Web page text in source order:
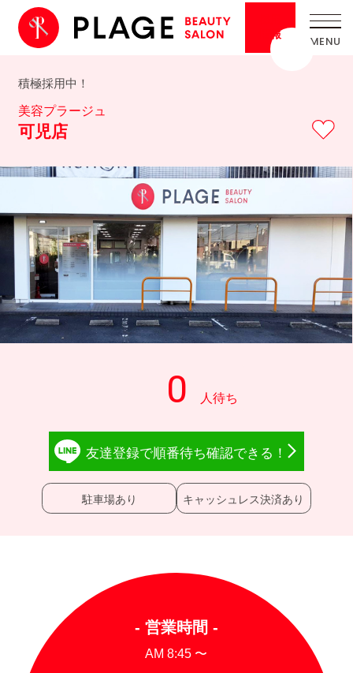
情報
積極採用中！
美容プラージュ
可児店
駐車場あり キャッシュレス決済あり
友達登録で順番待ち確認できる！
- 営業時間 -
AM 8:45 〜